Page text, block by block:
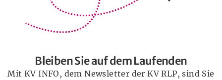
Bleiben Sie auf dem Laufenden
Mit KV INFO, dem Newsletter der KV RLP, sind Sie